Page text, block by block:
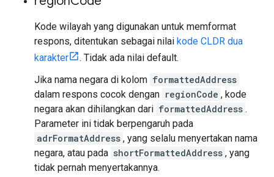
Kode wilayah yang digunakan untuk memformat
respons, ditentukan sebagai nilai kode CLDR dua
karakter
. Tidak ada nilai default.
Jika nama negara di kolom formattedAddress
dalam respons cocok dengan regionCode , kode
negara akan dihilangkan dari formattedAddress .
Parameter ini tidak berpengaruh pada
adrFormatAddress , yang selalu menyertakan nama
negara, atau pada shortFormattedAddress , yang
tidak pernah menyertakannya.